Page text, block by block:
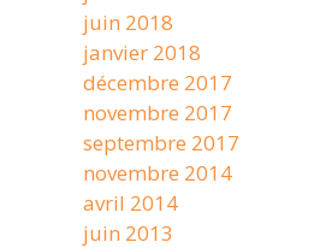
juin 2018
janvier 2018
décembre 2017
novembre 2017
septembre 2017
novembre 2014
avril 2014
juin 2013